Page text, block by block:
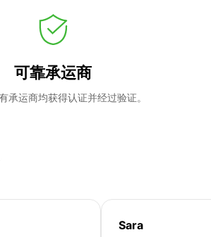
可靠承运商
承运商均获得认证并经过验证。
Sara